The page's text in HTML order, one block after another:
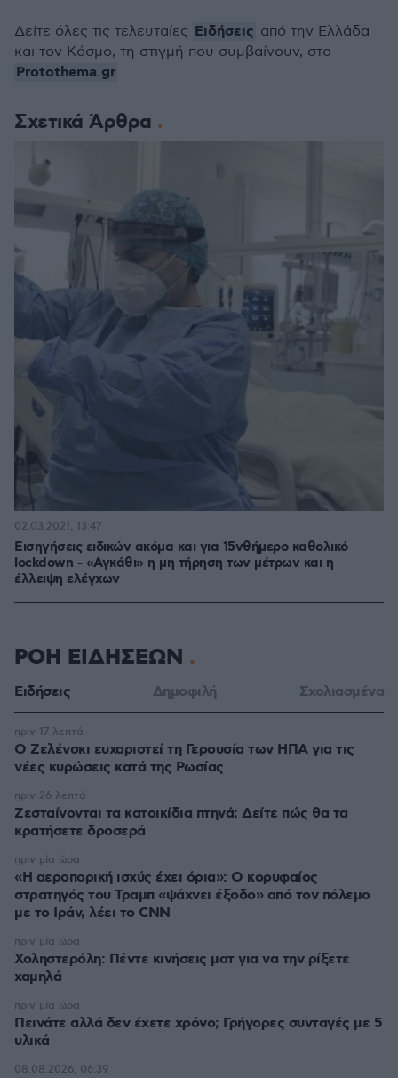
Σχετικά Άρθρα
Εισηγήσεις ειδικών ακόμα και για 15νθήμερο καθολικό
lockdown - «Αγκάθι» η μη τήρηση των μέτρων και η
έλλειψη ελέγχων
02.03.2021, 13:47
Δείτε όλες τις τελευταίες Ειδήσεις από την Ελλάδα
και τον Κόσμο, τη στιγμή που συμβαίνουν, στο
Protothema.gr
ΡΟΗ ΕΙΔΗΣΕΩΝ
Ειδήσεις Δημοφιλή Σχολιασμένα
Ο Ζελένσκι ευχαριστεί τη Γερουσία των ΗΠΑ για τις
νέες κυρώσεις κατά της Ρωσίας
πριν 17 λεπτά
Ζεσταίνονται τα κατοικίδια πτηνά; Δείτε πώς θα τα
κρατήσετε δροσερά
πριν 26 λεπτά
«Η αεροπορική ισχύς έχει όρια»: Ο κορυφαίος
στρατηγός του Τραμπ «ψάχνει έξοδο» από τον πόλεμο
με το Ιράν, λέει το CNN
πριν μία ώρα
Χοληστερόλη: Πέντε κινήσεις ματ για να την ρίξετε
χαμηλά
πριν μία ώρα
Πεινάτε αλλά δεν έχετε χρόνο; Γρήγορες συνταγές με 5
υλικά
πριν μία ώρα
08.08.2026, 06:39